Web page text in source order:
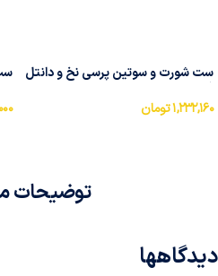
ست شورت و سوتین پرسی نخ و دانتل
۱,۲۳۲,۱۶۰تومان
توضیحات
دیدگاهها